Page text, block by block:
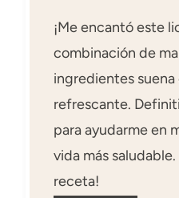
¡Me encantó este
combinación de
ingredientes suena
refrescante.
para ayudarme en
vida más saludable.
receta!